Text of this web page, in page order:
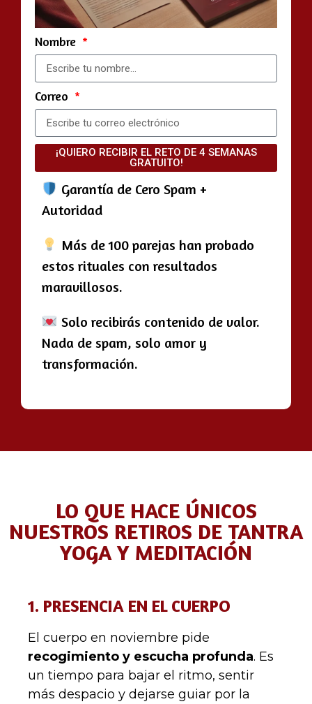
Nombre
Correo
¡QUIERO RECIBIR EL RETO DE 4 SEMANAS
GRATUITO!
Garantía de Cero Spam +
Autoridad
Más de 100 parejas han probado
estos rituales con resultados
maravillosos.
Solo recibirás contenido de valor.
Nada de spam, solo amor y
transformación.
LO QUE HACE ÚNICOS
NUESTROS RETIROS DE TANTRA
YOGA Y MEDITACIÓN
1. PRESENCIA EN EL CUERPO
El cuerpo en noviembre pide
recogimiento y escucha profunda. Es
un tiempo para bajar el ritmo, sentir
más despacio y dejarse guiar por la